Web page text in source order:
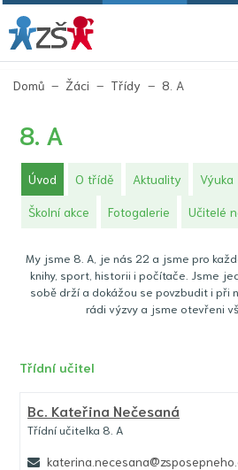
Domů Žáci Třídy 8. A
8. A
Úvod (aktuální)
O třídě Aktuality Výuka
Školní akce Fotogalerie Učitelé
My jsme 8. A, je nás 22 a jsme pro
knihy, sport, historii i počítače. Jsme
sobě drží a dokážou se povzbudit i při
rádi výzvy a jsme otevřeni
Třídní učitel
Bc. Kateřina Nečesaná
Třídní učitelka 8. A